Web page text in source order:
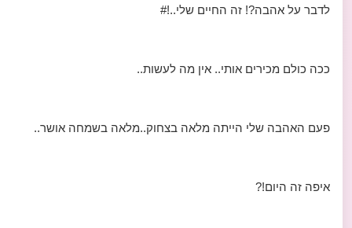
לדבר על אהבה?! זה החיים שלי..!#
ככה כולם מכירים אותי.. אין מה לעשות..
פעם האהבה שלי הייתה מלאה בצחוק..מלאה בשמחה אושר..
איפה זה היום!?